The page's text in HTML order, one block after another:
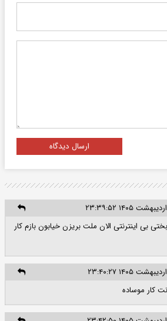
ارسال دیدگاه
بی اینترنتی الان ملت بریزن خیابون بازم کار
کار موساده